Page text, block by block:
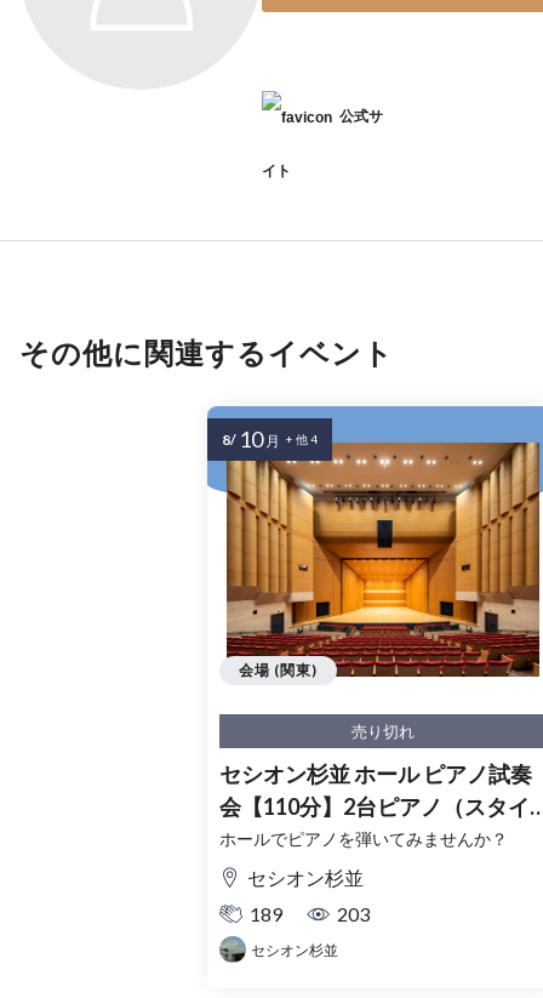
公式サ
イト
その他に関連するイベント
売り切れ
セシオン杉並 ホール ピアノ試奏
会【110分】2台ピアノ（スタイ
ンウェイ・ベーゼンドルファー
ホールでピアノを弾いてみませんか？
セシオン杉並
189
203
セシオン杉並
会場 (関東)
8/ 10 月 + 他 4